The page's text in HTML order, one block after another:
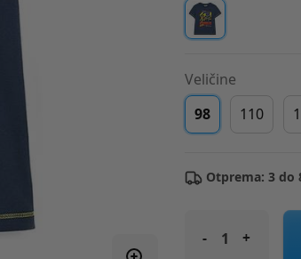
Veličine
98
110
Otprema: 3 do
ORIGINAL